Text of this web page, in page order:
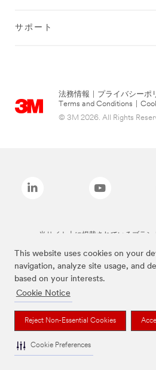
This website uses cookies on your
navigation, analyze site usage, and
based on your interests.
Cookie Notice
Reject Non-Essential Cookies
Cookie Preferences
サポート
法務情報 プライバシーポ
Terms and Conditions
© 3M 2026. All Rights
当サイト上に掲載されているブラン